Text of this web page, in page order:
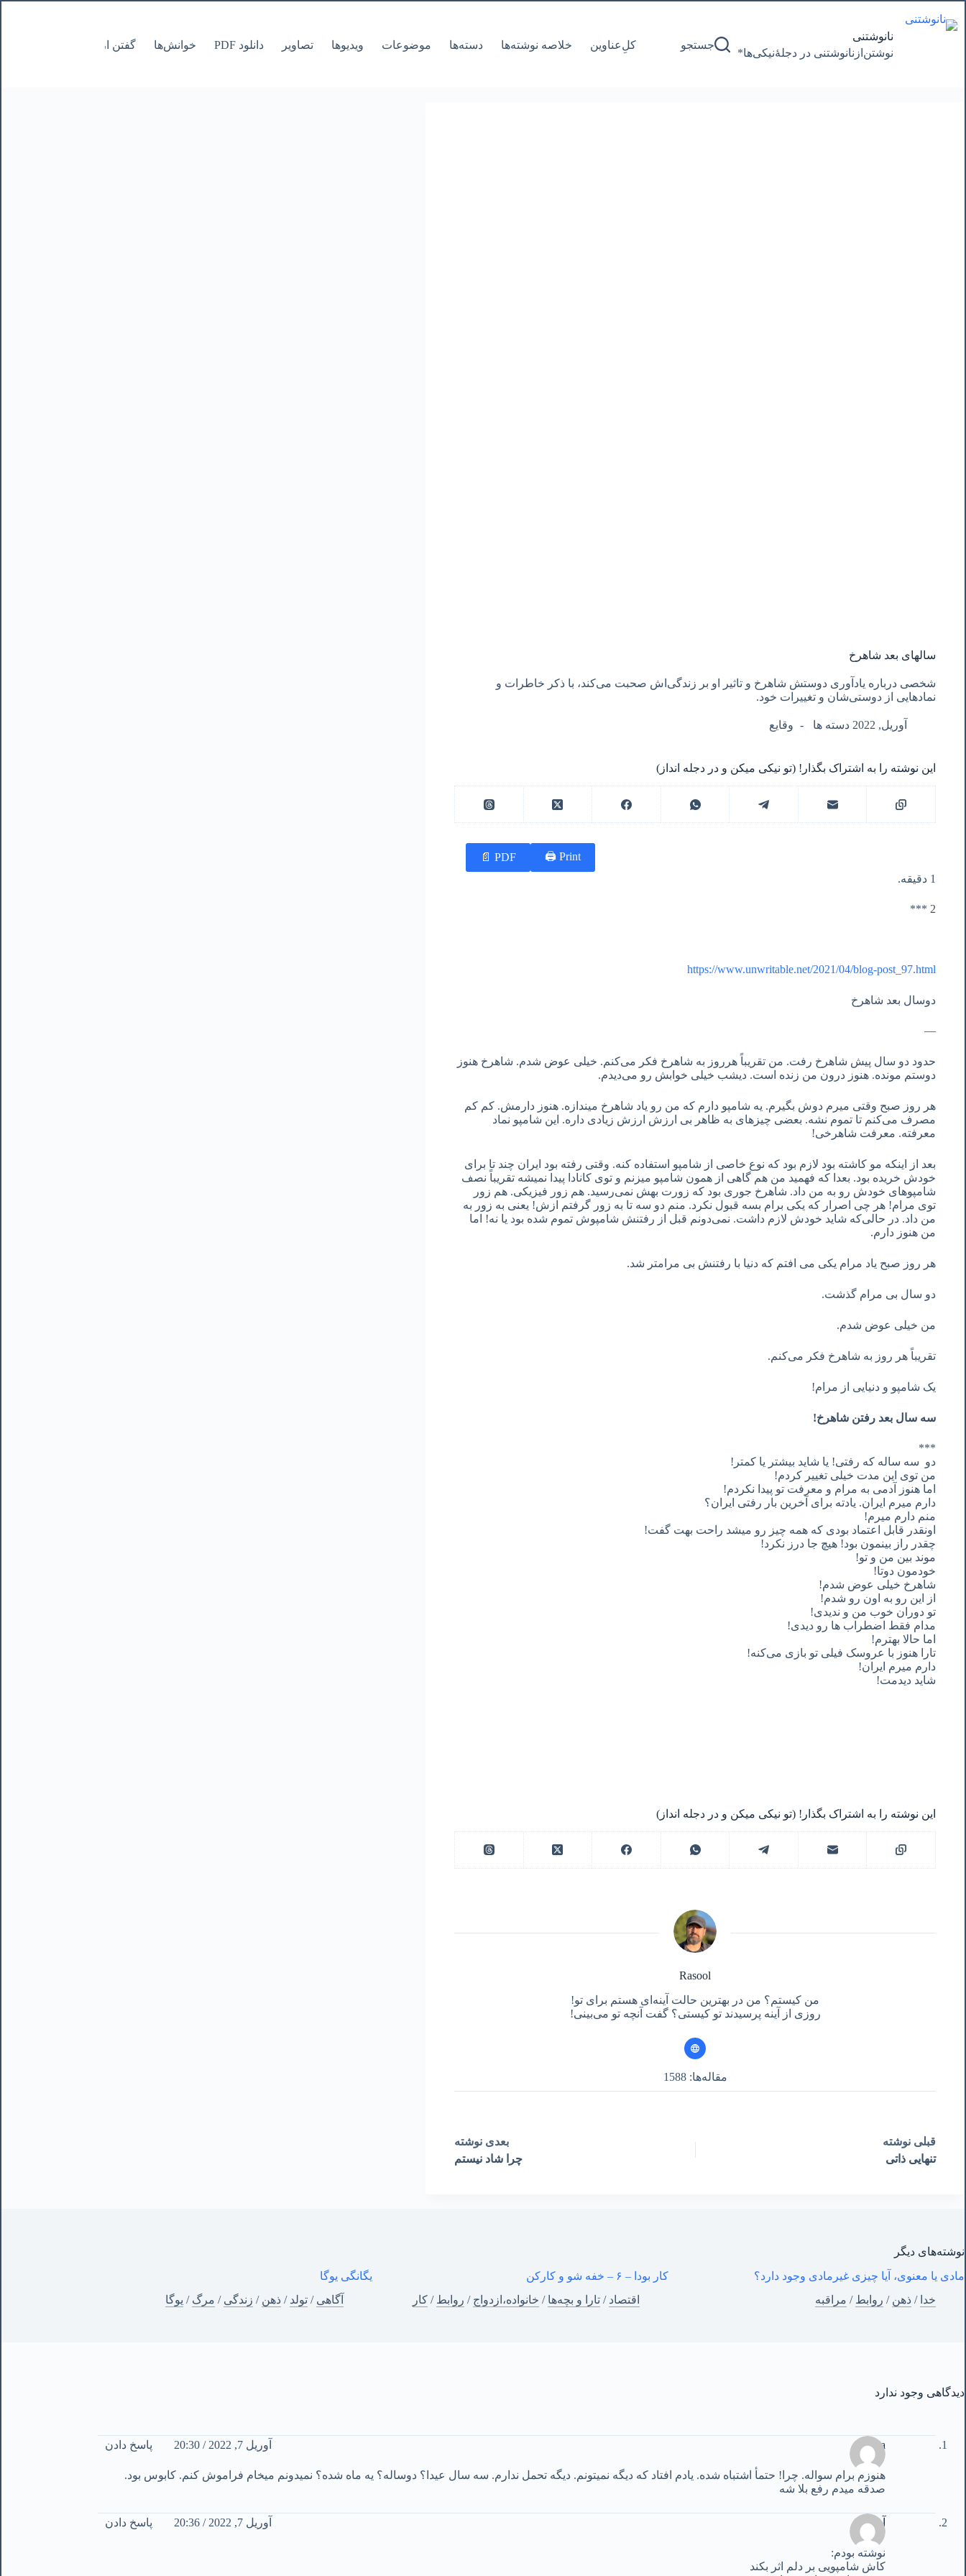
به
محتوا
نانوشتنی
نوشتن‌از‌نانوشتنی‌ در‌ دجلۀنیکی‌ها*
جستجو کل‌ِعناوین خلاصه نوشته‌ها دسته‌ها موضوعات ویدیوها تصاویر دانلود PDF خوانش‌ها گفتن از نانوشتنی
سالهای بعد شاهرخ
شخصی درباره یادآوری دوستش شاهرخ و تاثیر او بر زندگی‌اش صحبت می‌کند، با ذکر خاطرات و
نمادهایی از دوستی‌شان و تغییرات خود.
آوریل, 2022 دسته ها وقایع
این نوشته را به اشتراک بگذار! (تو نیکی میکن و در دجله انداز)
Print 🖨
PDF 📄
1 دقیقه.
2 ***
https://www.unwritable.net/2021/04/blog-post_97.html
دوسال بعد شاهرخ
—
حدود دو سال پیش شاهرخ رفت. من تقریباً هرروز به شاهرخ فکر می‌کنم. خیلی عوض شدم. شاهرخ هنوز
دوستم مونده. هنوز درون من زنده است. دیشب خیلی خوابش رو می‌دیدم.
هر روز صبح وقتی میرم دوش بگیرم. یه شامپو دارم که من رو یاد شاهرخ میندازه. هنوز دارمش. کم کم
مصرف می‌کنم تا تموم نشه. بعضی چیزهای به ظاهر بی ارزش ارزش زیادی داره. این شامپو نماد
معرفته. معرفت شاهرخی!
بعد از اینکه مو کاشته بود لازم بود که نوع خاصی از شامپو استفاده کنه. وقتی رفته بود ایران چند تا برای
خودش خریده بود. بعدا که فهمید من هم گاهی از همون شامپو میزنم و توی کانادا پیدا نمیشه تقریباً نصف
شامپوهای خودش رو به من داد. شاهرخ جوری بود که زورت بهش نمی‌رسید. هم زور فیزیکی. هم زور
توی مرام! هر چی اصرار که یکی برام بسه قبول نکرد. منم دو سه تا به زور گرفتم ازش! یعنی به زور به
من داد. در حالی‌که شاید خودش لازم داشت. نمی‌دونم قبل از رفتنش شامپوش تموم شده بود یا نه! اما
من هنوز دارم.
هر روز صبح یاد مرام یکی می افتم که دنیا با رفتنش بی مرامتر شد.
دو سال بی مرام گذشت.
من خیلی عوض شدم.
تقریباً هر روز به شاهرخ فکر می‌کنم.
یک شامپو و دنیایی از مرام!
سه سال بعد رفتن شاهرخ!
***
دو سه ساله که رفتی! یا شاید بیشتر یا کمتر !
من توی این مدت خیلی تغییر کردم!
اما هنوز آدمی به مرام و معرفت تو پیدا نکردم!
دارم میرم ایران. یادته برای آخرین بار رفتی ایران؟
منم دارم میرم!
اونقدر قابل اعتماد بودی که همه چیز رو میشد راحت بهت گفت!
چقدر راز بینمون بود! هیچ جا درز نکرد!
موند بین من و تو!
خودمون دوتا!
شاهرخ خیلی عوض شدم!
از
این رو به اون رو شدم!
تو دوران خوب من و ندیدی!
مدام فقط اضطراب ها رو دیدی!
اما حالا بهترم!
تارا
هنوز با عروسک فیلی تو بازی می‌کنه!
دارم میرم ایران!
شاید دیدمت!
این نوشته را به اشتراک بگذار! (تو نیکی میکن و در دجله انداز)
Rasool
من کیستم؟ من در بهترین حالت آینه‌ای هستم برای تو!
روزی از آینه پرسیدند تو کیستی؟ گفت آنچه تو می‌بینی!
مقاله‌ها: 1588
قبلی نوشته
تنهایی ذاتی
بعدی نوشته
چرا شاد نیستم
نوشته‌های‌ دیگر
مادی یا معنوی، آیا چیزی غیرمادی وجود دارد؟
خدا / ذهن / روابط / مراقبه
کار بودا – ۶ – خفه شو و کارکن
اقتصاد / تارا و بچه‌ها / خانواده،ازدواج / روابط / کار
یگانگی یوگا
آگاهی / تولد / ذهن / زندگی / مرگ / یوگا
دیدگاهی وجود ندارد
Mina آوریل 7, 2022 / 20:30 پاسخ دادن
هنوزم برام سواله. چرا! حتمأ اشتباه شده. یادم افتاد که دیگه نمیتونم. دیگه تحمل ندارم. سه سال عیدا؟ دوساله؟ یه ماه شده؟ نمیدونم میخام فراموش کنم. کابوس بود.
صدقه میدم رفع بلا شه
آرزو آوریل 7, 2022 / 20:36 پاسخ دادن
نوشته بودم:
کاش شامپویی بر دلم اثر بکند